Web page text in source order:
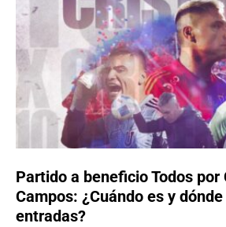
Partido a beneficio Todos por
Campos: ¿Cuándo es y
entradas?